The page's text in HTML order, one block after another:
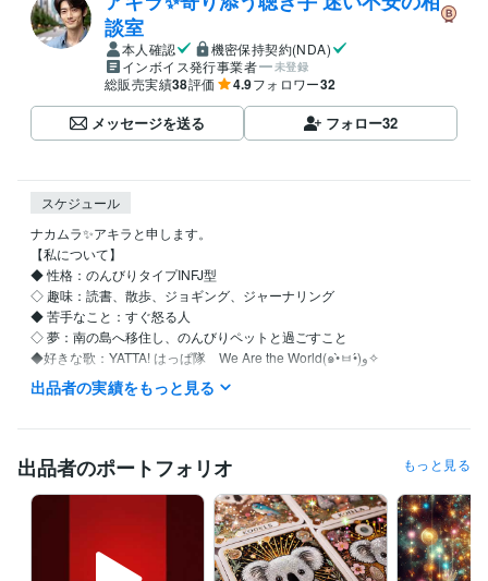
談室
本人確認
機密保持契約(NDA)
インボイス発行事業者
未登録
総販売実績38評価 4.9フォロワー32
メッセージを送る フォロー32
スケジュール
ナカムラ✨アキラと申します。
【私について】
◆ 性格：のんびりタイプINFJ型
◇ 趣味：読書、散歩、ジョギング、ジャーナリング
◆ 苦手なこと：すぐ怒る人
◇ 夢：南の島へ移住し、のんびりペットと過ごすこと
◆好きな歌：YATTA! はっぱ隊　We Are the World(๑•̀ㅂ•́)و✧
【自分を愛し、自然体で生きるためのセルフラブ実践ガイド】
仕事も恋愛も、なんだかうまくいかない
他人と自分を比べては自虐して
ついには「私なんて、どうせ無理」と自責の毎日…
しかし、そんな生活を続けているうちに、気づいたんです
出品者の実績をもっと見る
出品者のポートフォリオ もっと見る